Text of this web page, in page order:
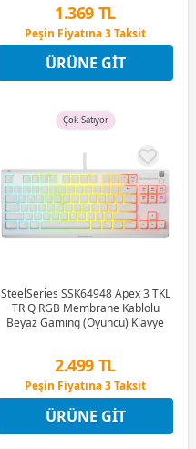
1.369 TL
Peşin Fiyatına 3 Taksit
12 Ay x 161 TL taksitle
Peşin Fiyatına 3 Taksit
ÜRÜNE GIT
Çok Satıyor
SteelSeries SSK64948 Apex 3 TKL
TR Q RGB Membrane Kablolu
Beyaz Gaming (Oyuncu) Klavye
2.499 TL
Peşin Fiyatına 3 Taksit
12 Ay x 294 TL taksitle
Peşin Fiyatına 3 Taksit
ÜRÜNE GIT